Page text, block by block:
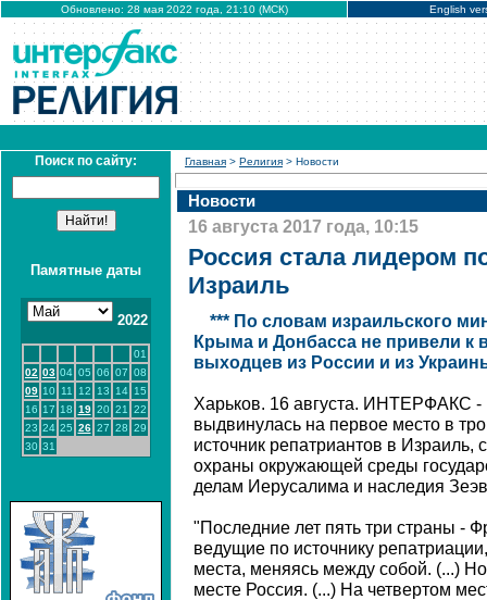
Обновлено: 28 мая 2022 года, 21:10 (МСК) English
Поиск по сайту:
Памятные даты
2022
01
02 03 04 05 06 07 08
09 10 11 12 13 14 15
16 17 18 19 20 21
22
23 24 25 26 27 28 29
30 31
Главная > Религия > Новости
Новости
16 августа 2017 года, 10:15
Россия стала лидером
Израиль
*** По словам израильского
Крыма и Донбасса не привели к
выходцев из России и из
Харьков. 16 августа. ИНТЕРФАКС -
выдвинулась на первое место в
источник репатриантов в
охраны окружающей среды
делам Иерусалима и наследия
"Последние лет пять три страны -
ведущие по источнику
места, меняясь между собой. (...)
месте Россия. (...) На четвертом